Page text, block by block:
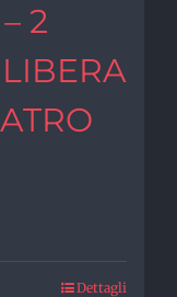
2
Dettagli